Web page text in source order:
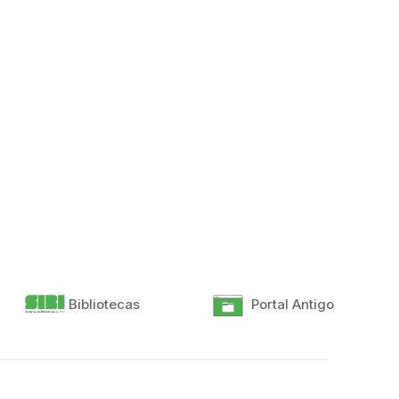
Bibliotecas Portal Antigo